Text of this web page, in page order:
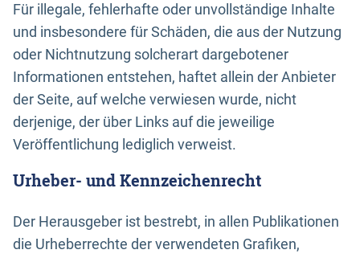
Für illegale, fehlerhafte oder unvollständige Inhalte
und insbesondere für Schäden, die aus der Nutzung
oder Nichtnutzung solcherart dargebotener
Informationen entstehen, haftet allein der Anbieter
der Seite, auf welche verwiesen wurde, nicht
derjenige, der über Links auf die jeweilige
Veröffentlichung lediglich verweist.
Urheber- und Kennzeichenrecht
Der Herausgeber ist bestrebt, in allen Publikationen
die Urheberrechte der verwendeten Grafiken,